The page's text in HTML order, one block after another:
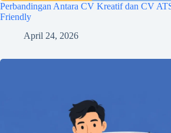
Perbandingan Antara CV Kreatif dan CV
Friendly
April 24, 2026